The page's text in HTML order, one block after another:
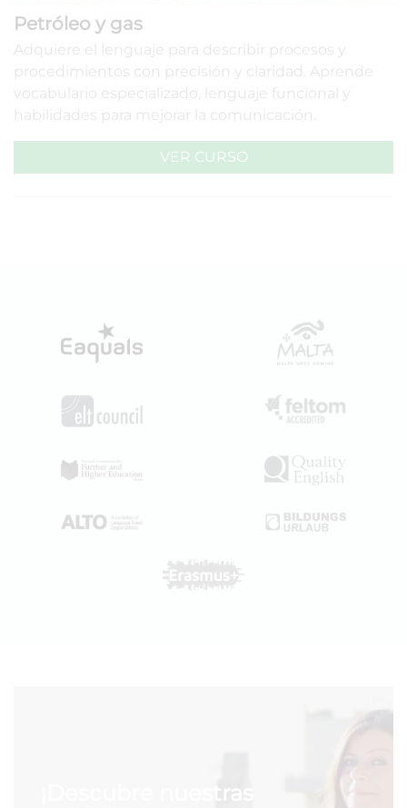
Petróleo y gas
Adquiere el lenguaje para describir procesos y
procedimientos con precisión y claridad. Aprende
vocabulario especializado, lenguaje funcional y
habilidades para mejorar la comunicación.
VER CURSO
¡Descubre nuestras